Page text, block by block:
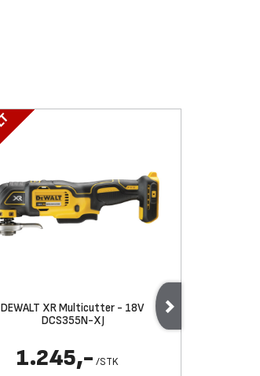
DEWALT XR Multicutter - 18V
DCS355N-XJ
1.245,- /STK